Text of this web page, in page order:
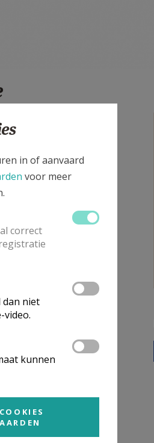
in of aanvaard
voor meer
correct
dan niet
video.
kunnen